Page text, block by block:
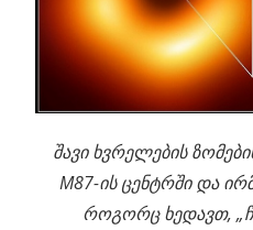
შავი ხვრელების
M87-ის ცენტრში და
როგორც ხედავთ,